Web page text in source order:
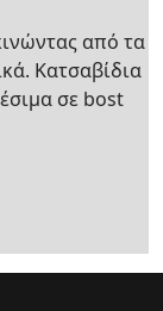
από τα
Κατσαβίδια
σε bost